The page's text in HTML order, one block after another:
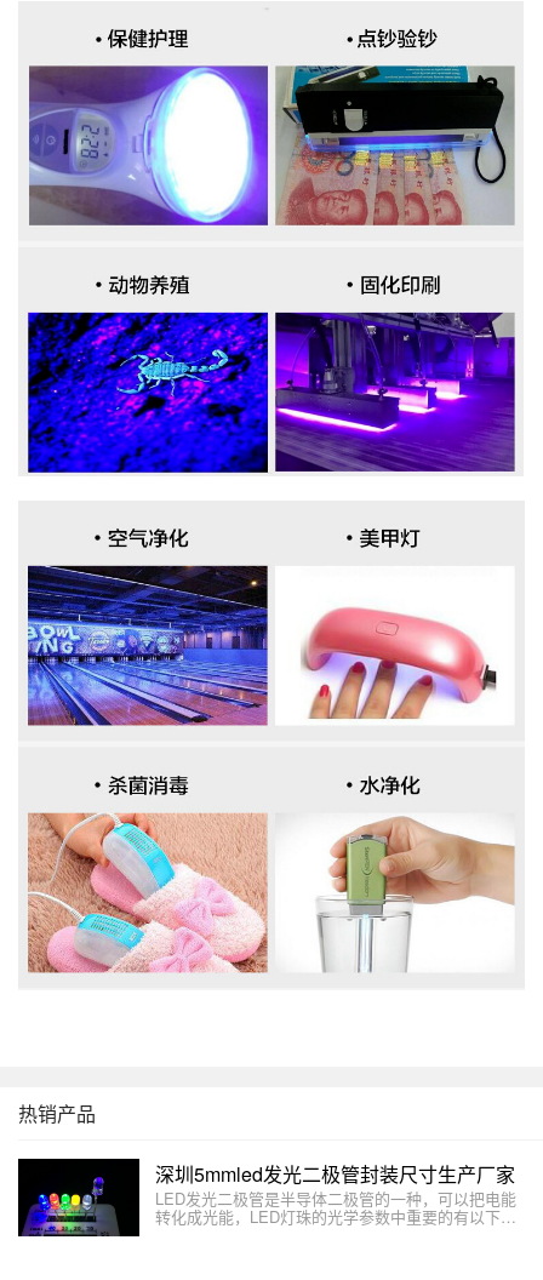
热销产品
深圳5mmled发光二极管封装尺寸生产厂家
LED发光二极管是半导体二极管的一种，可以把电能
转化成光能，LED灯珠的光学参数中重要的有以下几